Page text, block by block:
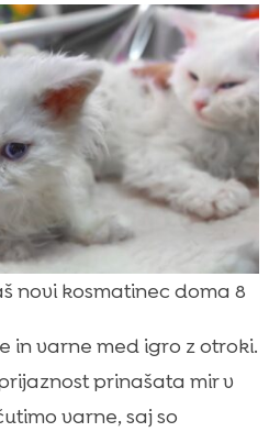
novi kosmatinec doma 8
in varne med igro z otroki.
prinašata mir v
varne, saj so